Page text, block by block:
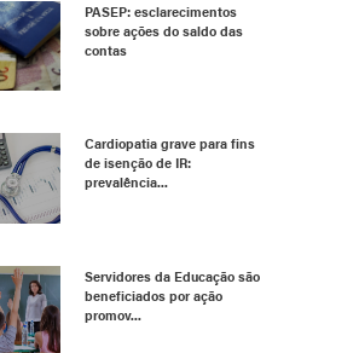
PASEP: esclarecimentos
sobre ações do saldo das
contas
Cardiopatia grave para fins
de isenção de IR:
prevalência...
Servidores da Educação são
beneficiados por ação
promov...